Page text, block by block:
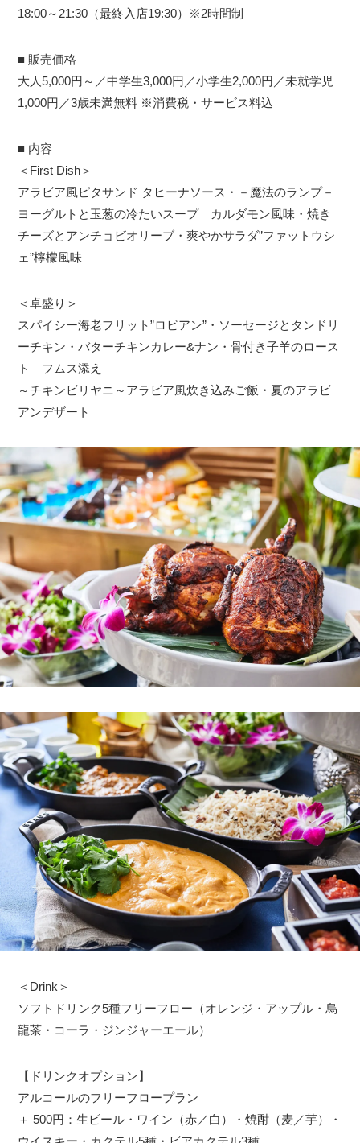
18:00～21:30（最終入店19:30）※2時間制
■ 販売価格
大人5,000円～／中学生3,000円／小学生2,000円／未就学児
1,000円／3歳未満無料 ※消費税・サービス料込
■ 内容
＜First Dish＞
アラビア風ピタサンド タヒーナソース・－魔法のランプ－
ヨーグルトと玉葱の冷たいスープ カルダモン風味・焼き
チーズとアンチョビオリーブ・爽やかサラダ”ファットウシ
ェ”檸檬風味
＜卓盛り＞
スパイシー海老フリット”ロビアン”・ソーセージとタンドリ
ーチキン・バターチキンカレー&ナン・骨付き子羊のロース
ト フムス添え
～チキンビリヤニ～アラビア風炊き込みご飯・夏のアラビ
アンデザート
＜Drink＞
ソフトドリンク5種フリーフロー（オレンジ・アップル・烏
龍茶・コーラ・ジンジャーエール）
【ドリンクオプション】
アルコールのフリーフロープラン
＋ 500円：生ビール・ワイン（赤／白）・焼酎（麦／芋）・